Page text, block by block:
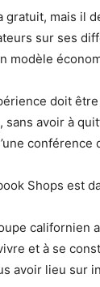
gratuit, mais il
sur ses
modèle
doit
sans avoir à
conférence
Shops est
californien
et à se
avoir lieu sur